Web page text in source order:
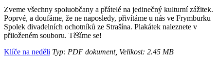
Zveme všechny spoluobčany a přátelé na jedinečný kulturní zážitek.
Poprvé, a doufáme, že ne naposledy, přivítáme u nás ve Frymburku
Spolek divadelních ochotníků ze Strašína. Plakátek naleznete v
přiloženém souboru. Těšíme se!
Klíče na neděli Typ: PDF dokument, Velikost: 2.45 MB